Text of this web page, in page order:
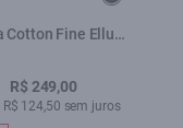
Cotton Fine Ellus
R$ 249,00
R$ 124,50 sem juros